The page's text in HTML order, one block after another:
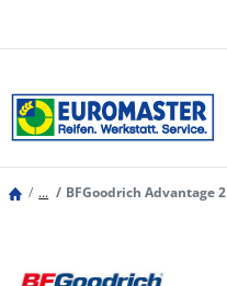
... BFGoodrich Advantage 2